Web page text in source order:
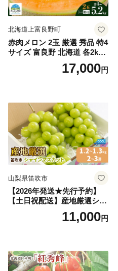
北海道上富良野町
赤肉メロン 2玉 厳選 秀品 特4
サイズ 富良野 北海道 各2kg
～2.6kg 2玉 セット ファーム
富良野 メロン めろん 果物 く
17,000円
山梨県笛吹市
【2026年発送★先行予約】
【土日祝配送】産地厳選シャ
インマスカット1.2kg～1.3kg
（2房～3房）※沖縄・離島配
笛吹市 山梨県 フルーツ 果物
ぶどう 葡萄 大粒 シャインマ
スカット おすすめ シャイン
11,000円